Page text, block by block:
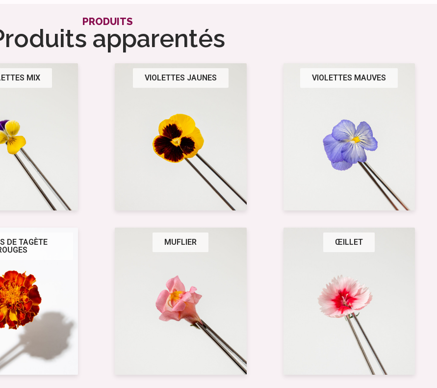
PRODUITS
apparentés
MIX VIOLETTES JAUNES VIOLETTES MAUVES
DE TAGÈTE
MUFLIER ŒILLET